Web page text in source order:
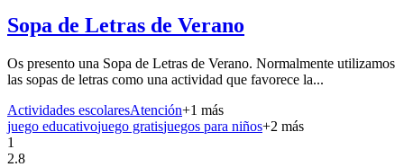
Sopa de Letras de Verano
Os presento una Sopa de Letras de Verano. Normalmente utilizamos
las sopas de letras como una actividad que favorece la...
Actividades escolaresAtención+1 más
juego educativojuego gratisjuegos para niños+2 más
1
2.8